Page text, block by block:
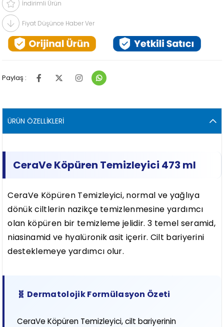
İndirimli Ürün
Fiyat Düşünce Haber Ver
Paylaş :
ÜRÜN ÖZELLIKLERI
CeraVe Köpüren Temizleyici 473 ml
CeraVe Köpüren Temizleyici, normal ve yağlıya
dönük ciltlerin nazikçe temizlenmesine yardımcı
olan köpüren bir temizleme jelidir. 3 temel seramid,
niasinamid ve hyalüronik asit içerir. Cilt bariyerini
desteklemeye yardımcı olur.
🧬 Dermatolojik Formülasyon Özeti
CeraVe Köpüren Temizleyici, cilt bariyerinin